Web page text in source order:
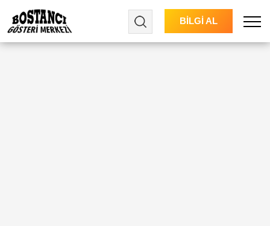
Menu
BİLGİ AL